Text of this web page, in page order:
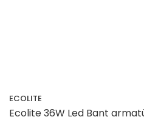
ECOLITE
Ecolite 36W Led Bant